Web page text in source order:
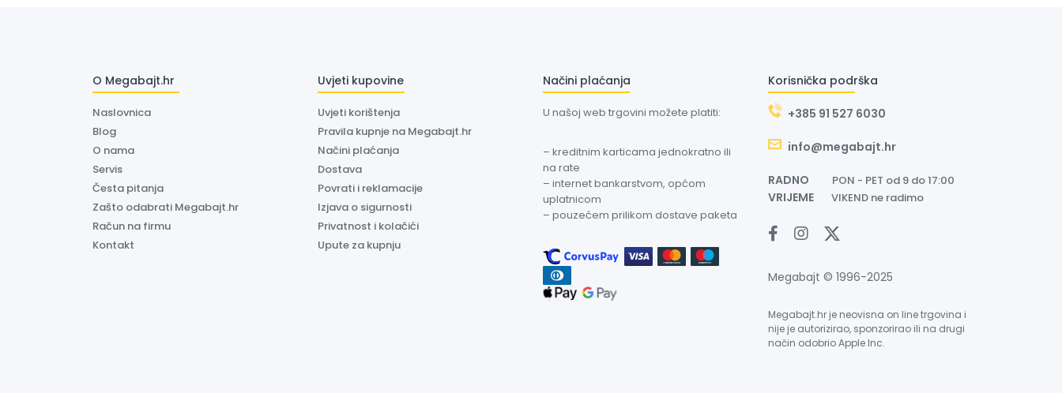
O Megabajt.hr
Naslovnica
Blog
O nama
Servis
Česta pitanja
Zašto odabrati Megabajt.hr
Račun na firmu
Kontakt
Uvjeti kupovine
Uvjeti korištenja
Pravila kupnje na Megabajt.hr
Načini plaćanja
Dostava
Povrati i reklamacije
Izjava o sigurnosti
Privatnost i kolačići
Upute za kupnju
Načini plaćanja
U našoj web trgovini možete platiti:
– kreditnim karticama jednokratno ili
na rate
– internet bankarstvom, općom
uplatnicom
– pouzećem prilikom dostave paketa
Korisnička podrška
+385 91 527 6030
info@megabajt.hr
RADNO PON - PET od 9 do 17:00
VRIJEME VIKEND ne radimo
Megabajt © 1996-2025
Megabajt.hr je neovisna on line trgovina i
nije je autorizirao, sponzorirao ili na drugi
način odobrio Apple Inc.